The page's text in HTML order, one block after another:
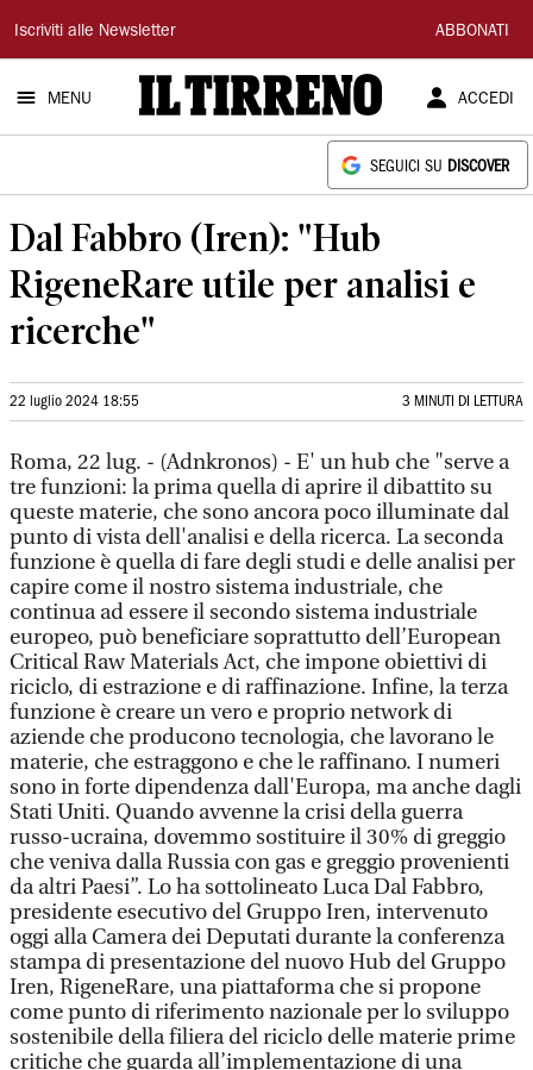
Il
Tirreno
Iscriviti alle Newsletter ABBONATI
MENU ACCEDI
SEGUICI SU DISCOVER
Dal Fabbro (Iren): "Hub
RigeneRare utile per analisi e
ricerche"
22 luglio 2024 18:55 3 MINUTI DI LETTURA
Roma, 22 lug. - (Adnkronos) - E' un hub che "serve a
tre funzioni: la prima quella di aprire il dibattito su
queste materie, che sono ancora poco illuminate dal
punto di vista dell'analisi e della ricerca. La seconda
funzione è quella di fare degli studi e delle analisi per
capire come il nostro sistema industriale, che
continua ad essere il secondo sistema industriale
europeo, può beneficiare soprattutto dell’European
Critical Raw Materials Act, che impone obiettivi di
riciclo, di estrazione e di raffinazione. Infine, la terza
funzione è creare un vero e proprio network di
aziende che producono tecnologia, che lavorano le
materie, che estraggono e che le raffinano. I numeri
sono in forte dipendenza dall'Europa, ma anche dagli
Stati Uniti. Quando avvenne la crisi della guerra
russo-ucraina, dovemmo sostituire il 30% di greggio
che veniva dalla Russia con gas e greggio provenienti
da altri Paesi”. Lo ha sottolineato Luca Dal Fabbro,
presidente esecutivo del Gruppo Iren, intervenuto
oggi alla Camera dei Deputati durante la conferenza
stampa di presentazione del nuovo Hub del Gruppo
Iren, RigeneRare, una piattaforma che si propone
come punto di riferimento nazionale per lo sviluppo
sostenibile della filiera del riciclo delle materie prime
critiche che guarda all’implementazione di una